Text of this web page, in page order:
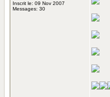
Inscrit le: 09 Nov 2007
Messages: 30